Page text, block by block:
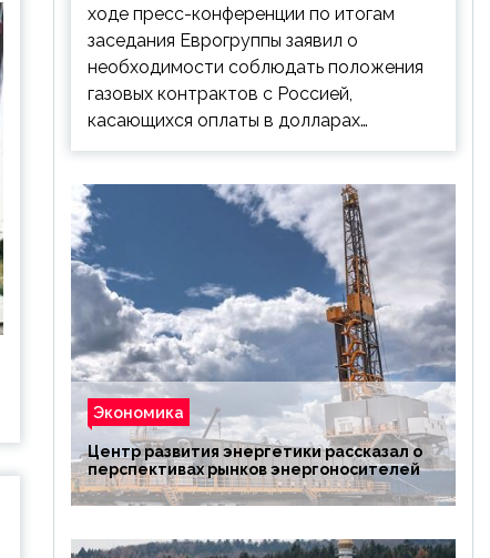
ходе пресс-конференции по итогам
заседания Еврогруппы заявил о
необходимости соблюдать положения
газовых контрактов с Россией,
касающихся оплаты в долларах…
Экономика
Центр развития энергетики рассказал о
перспективах рынков энергоносителей